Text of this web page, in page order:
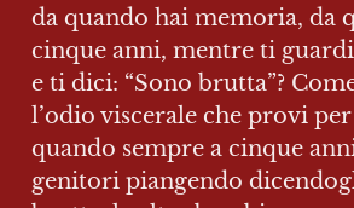
da quando hai memoria, da
cinque anni, mentre ti
e ti dici: “Sono brutta”?
l’odio viscerale che provi per
quando sempre a cinque
genitori piangendo